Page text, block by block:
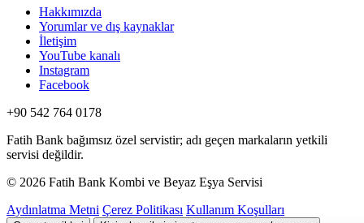
Hakkımızda
Yorumlar ve dış kaynaklar
İletişim
YouTube kanalı
Instagram
Facebook
+90 542 764 0178
Fatih Bank bağımsız özel servistir; adı geçen markaların yetkili
servisi değildir.
© 2026 Fatih Bank Kombi ve Beyaz Eşya Servisi
Aydınlatma Metni Çerez Politikası Kullanım Koşulları